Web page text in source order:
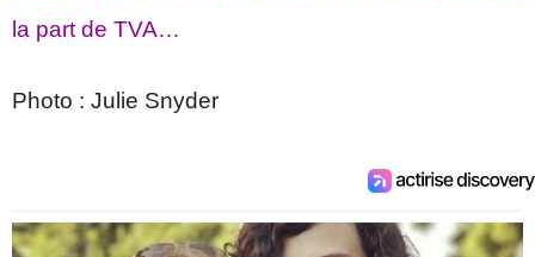
la part de TVA…
Photo : Julie Snyder